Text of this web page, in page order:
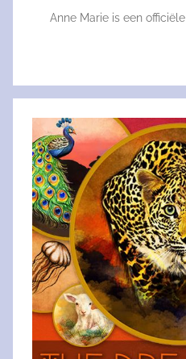
Anne Marie is een officiële